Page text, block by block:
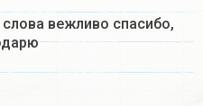
вежливо спасибо,